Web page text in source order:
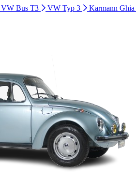
VW Bus T3 VW Typ 3 Karmann Ghia